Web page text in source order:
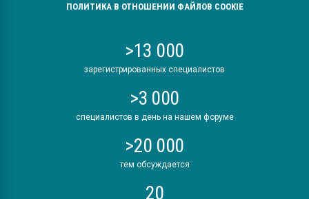
ПОЛИТИКА В ОТНОШЕНИИ ФАЙЛОВ COOKIE
>13 000
зарегистрированных специалистов
>3 000
специалистов в день на нашем форуме
>20 000
тем обсуждается
20